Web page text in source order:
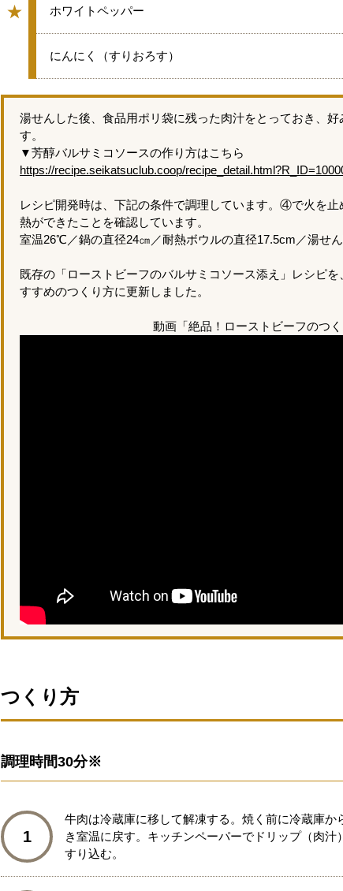
★
グループ
★
ホワイトペッパー
★
にんにく（すりおろす）
湯せんした後、食品用ポリ袋に残った肉汁をとっておき、
す。
▼芳醇バルサミコソースの作り方はこちら
https://recipe.seikatsuclub.coop/
レシピ開発時は、下記の条件で調理しています。④で火を
熱ができたことを確認しています。
室温26℃／鍋の直径24㎝／耐熱ボウルの直径17.5cm／湯せ
既存の「ローストビーフのバルサミコソース添え」レシピ
すすめのつくり方に更新しました。
動画「絶品！ローストビーフのつく
つくり方
調理時間30分※
1
牛肉は冷蔵庫に移して解凍する。焼く前に冷蔵庫
き室温に戻す。キッチンペーパーでドリップ（肉
すり込む。